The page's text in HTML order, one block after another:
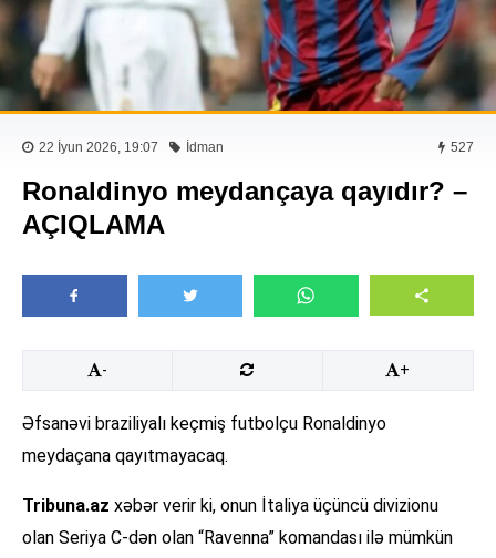
22 İyun 2026, 19:07 İdman 527
Ronaldinyo meydançaya qayıdır? –
AÇIQLAMA
- +
Əfsanəvi braziliyalı keçmiş futbolçu Ronaldinyo
meydaçana qayıtmayacaq.
Tribuna.az xəbər verir ki, onun İtaliya üçüncü divizionu
olan Seriya C-dən olan “Ravenna” komandası ilə mümkün